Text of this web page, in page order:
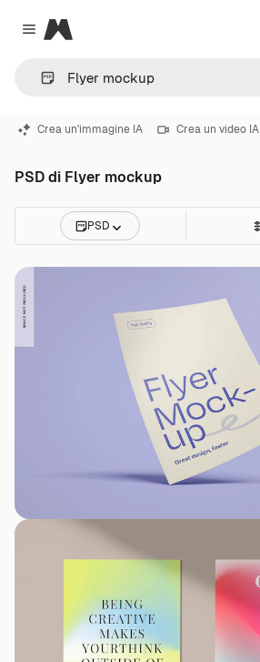
Close menu
Magnific
Crea un'immagine IA Crea un video IA
PSD di Flyer mockup
PSD